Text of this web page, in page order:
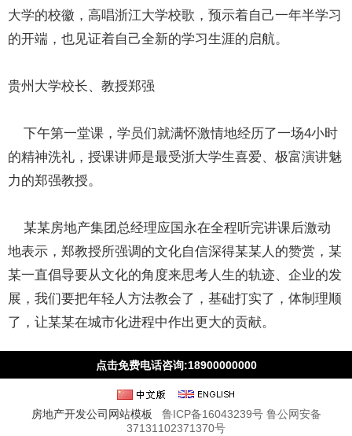
大学的校徽，高唱浙江大学校歌，预示着自己一年半学习
的开端，也见证着自己全新的学习生涯的启航。
贵州大学校长、教授郑强
下午第一堂课，学员们就满怀激情地经历了一场4小时
的精神洗礼，授课讲师是最受浙大学生喜爱、极富演讲魅
力的郑强教授。
某某房地产集团总经理应国永在全程听完讲课后激动
地表示，郑教授所强调的文化自信深得某某人的赞赏，某
某一直倡导要从文化的角度来思考人生的轨迹、企业的发
展，我们要把年轻人方法教会了，基础打实了，体制理顺
了，让某某在城市化进程中作出更大的贡献。
点击免费电话咨询:18900000000
房地产开发公司网站模板 鲁ICP备16043239号 鲁公网安备
37131102371370号